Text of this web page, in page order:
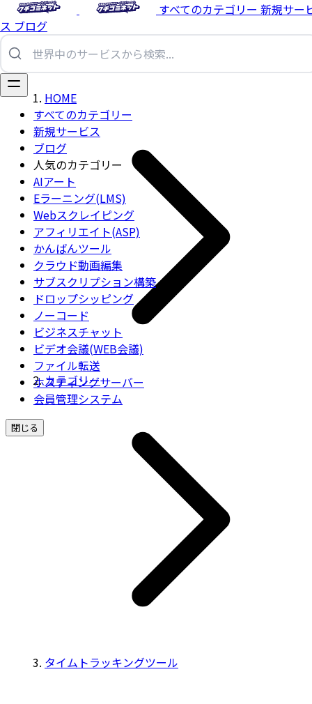
すべてのカテゴリー 新規サー
ス ブログ
すべてのカテゴリー
新規サービス
ブログ
人気のカテゴリー
AIアート
Eラーニング(LMS)
Webスクレイピング
アフィリエイト(ASP)
かんばんツール
クラウド動画編集
サブスクリプション構築
ドロップシッピング
ノーコード
ビジネスチャット
ビデオ会議(WEB会議)
ファイル転送
ホスティングサーバー
会員管理システム
閉じる
HOME
カテゴリー
タイムトラッキングツール